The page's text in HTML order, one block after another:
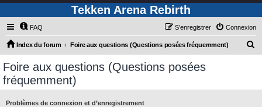
Tekken Arena Rebirth
FAQ Connexion
S’enregistrer
Index du forum Foire aux questions (Questions posées fréquemment)
Foire aux questions (Questions posées
fréquemment)
Problèmes de connexion et d’enregistrement